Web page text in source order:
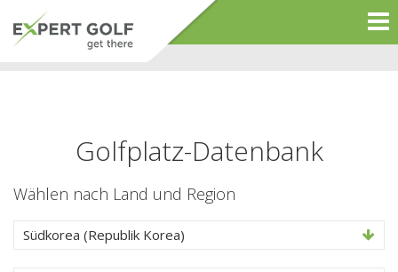
Golfplatz-Datenbank
Wählen nach Land und Region
Südkorea (Republik Korea)